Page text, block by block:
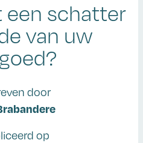
een schatter
van uw
door
op